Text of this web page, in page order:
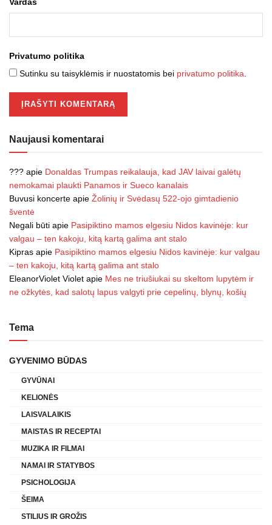
Privatumo politika
Sutinku su taisyklėmis ir nuostatomis bei privatumo politika
Naujausi komentarai
??? apie Donaldas Trumpas reikalauja, kad JAV laivai galėtų
nemokamai plaukti Panamos ir Sueco kanalais
Buvusi koncerte apie Žolinių ir Svėdasų 522-ojo gimtadienio
šventė
Negali būti apie Pasipiktino mamos elgesiu Nidos kavinėje: kur
valgau – ten kakoju, kitą kartą galima ant stalo
Kipras apie Pasipiktino mamos elgesiu Nidos kavinėje: kur valgau
– ten kakoju, kitą kartą galima ant stalo
EleanorViolet Violet apie Mes ne triušiukai su skeltom lupytėm ir
ne ožkytės, kad salotų lapus valgyti prie cepelinų, blynų, košių
Tema
GYVENIMO BŪDAS
GYVŪNAI
KELIONĖS
LAISVALAIKIS
MAISTAS IR RECEPTAI
MUZIKA IR FILMAI
NAMAI IR STATYBOS
PSICHOLOGIJA
ŠEIMA
STILIUS IR GROŽIS